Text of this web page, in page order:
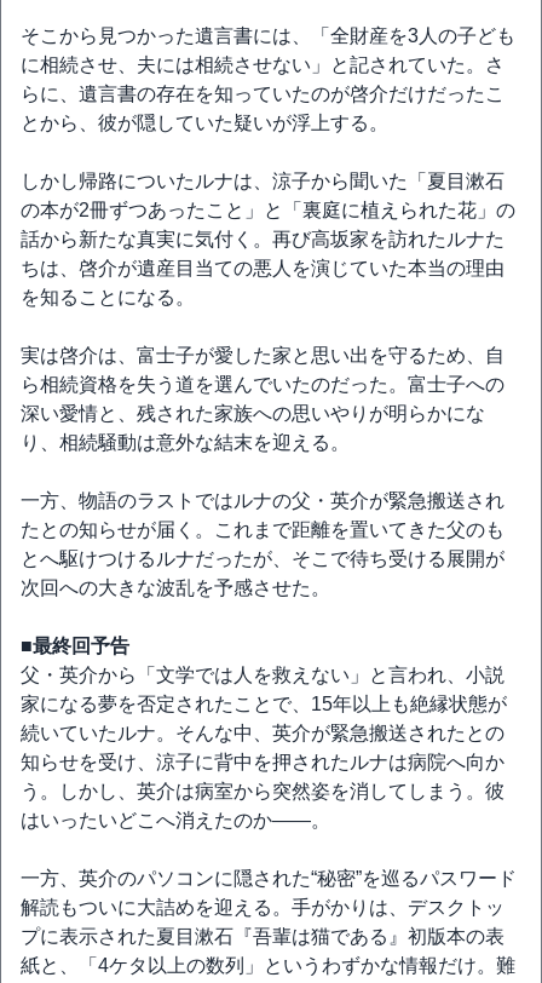
そこから見つかった遺言書には、「全財産を3人の子ども
に相続させ、夫には相続させない」と記されていた。さ
らに、遺言書の存在を知っていたのが啓介だけだったこ
とから、彼が隠していた疑いが浮上する。
しかし帰路についたルナは、涼子から聞いた「夏目漱石
の本が2冊ずつあったこと」と「裏庭に植えられた花」の
話から新たな真実に気付く。再び高坂家を訪れたルナた
ちは、啓介が遺産目当ての悪人を演じていた本当の理由
を知ることになる。
実は啓介は、富士子が愛した家と思い出を守るため、自
ら相続資格を失う道を選んでいたのだった。富士子への
深い愛情と、残された家族への思いやりが明らかにな
り、相続騒動は意外な結末を迎える。
一方、物語のラストではルナの父・英介が緊急搬送され
たとの知らせが届く。これまで距離を置いてきた父のも
とへ駆けつけるルナだったが、そこで待ち受ける展開が
次回への大きな波乱を予感させた。
■最終回予告
父・英介から「文学では人を救えない」と言われ、小説
家になる夢を否定されたことで、15年以上も絶縁状態が
続いていたルナ。そんな中、英介が緊急搬送されたとの
知らせを受け、涼子に背中を押されたルナは病院へ向か
う。しかし、英介は病室から突然姿を消してしまう。彼
はいったいどこへ消えたのか――。
一方、英介のパソコンに隠された“秘密”を巡るパスワード
解読もついに大詰めを迎える。手がかりは、デスクトッ
プに表示された夏目漱石『吾輩は猫である』初版本の表
紙と、「4ケタ以上の数列」というわずかな情報だけ。難